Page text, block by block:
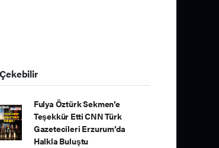
Fulya Öztürk Sekmen’e
Teşekkür Etti CNN Türk
Gazetecileri Erzurum’da
Halkla Buluştu